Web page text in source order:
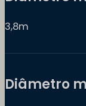
3,8m
Diâmetro